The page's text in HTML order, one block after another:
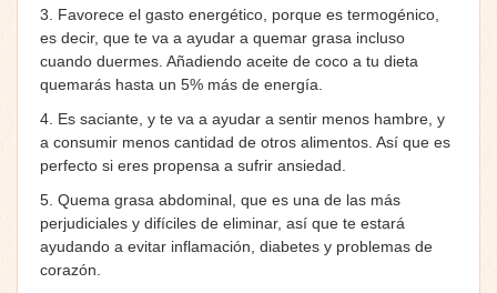
3. Favorece el gasto energético, porque es termogénico,
es decir, que te va a ayudar a quemar grasa incluso
cuando duermes. Añadiendo aceite de coco a tu dieta
quemarás hasta un 5% más de energía.
4. Es saciante, y te va a ayudar a sentir menos hambre, y
a consumir menos cantidad de otros alimentos. Así que es
perfecto si eres propensa a sufrir ansiedad.
5. Quema grasa abdominal, que es una de las más
perjudiciales y difíciles de eliminar, así que te estará
ayudando a evitar inflamación, diabetes y problemas de
corazón.